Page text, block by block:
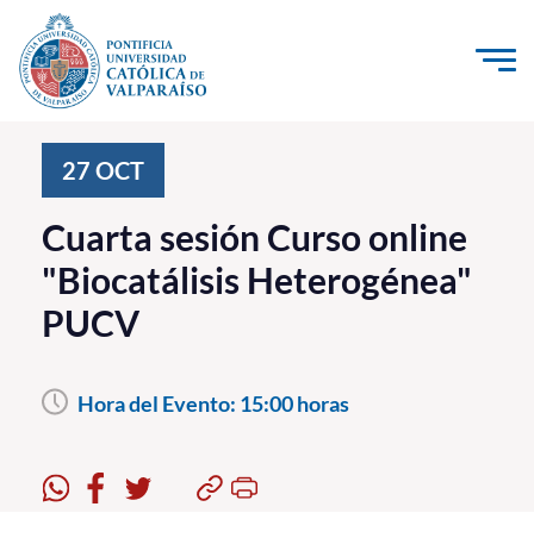
Click acá para ir directamente al contenido
Investigación, Creación e Innovación
PUCV Internacional
Vinculación con el Medio
Postgrado
27 OCT
Cuarta sesión Curso online
"Biocatálisis Heterogénea"
PUCV
Hora del Evento: 15:00 horas